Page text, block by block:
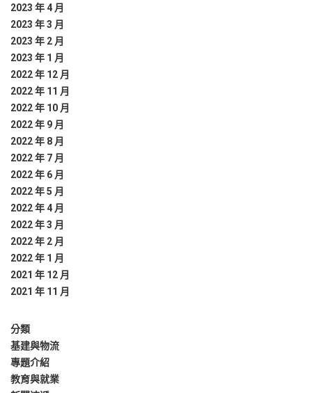
2023 年 4 月
2023 年 3 月
2023 年 2 月
2023 年 1 月
2022 年 12 月
2022 年 11 月
2022 年 10 月
2022 年 9 月
2022 年 8 月
2022 年 7 月
2022 年 6 月
2022 年 5 月
2022 年 4 月
2022 年 3 月
2022 年 2 月
2022 年 1 月
2021 年 12 月
2021 年 11 月
分類
基建與物流
專題介紹
教育與就業